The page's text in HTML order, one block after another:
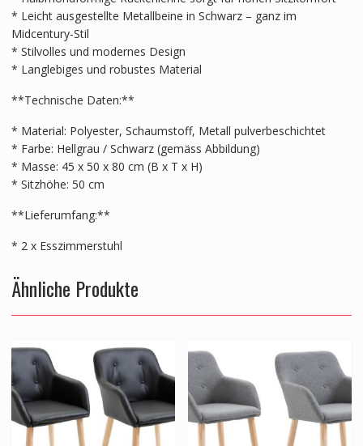
* Leicht ausgestellte Metallbeine in Schwarz – ganz im
Midcentury-Stil
* Stilvolles und modernes Design
* Langlebiges und robustes Material
**Technische Daten:**
* Material: Polyester, Schaumstoff, Metall pulverbeschichtet
* Farbe: Hellgrau / Schwarz (gemäss Abbildung)
* Masse: 45 x 50 x 80 cm (B x T x H)
* Sitzhöhe: 50 cm
**Lieferumfang:**
* 2 x Esszimmerstuhl
Ähnliche Produkte